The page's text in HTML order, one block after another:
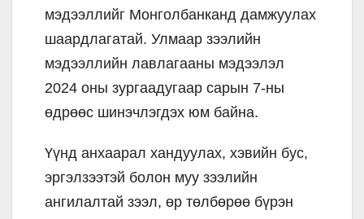
мэдээллийг Монголбанканд дамжуулах
шаардлагатай. Улмаар зээлийн
мэдээллийн лавлагааны мэдээлэл
2024 оны зургаадугаар сарын 7-ны
өдрөөс шинэчлэгдэх юм байна.
Үүнд анхаарал хандуулах, хэвийн бус,
эргэлзээтэй болон муу зээлийн
ангилалтай зээл, өр төлбөрөө бүрэн